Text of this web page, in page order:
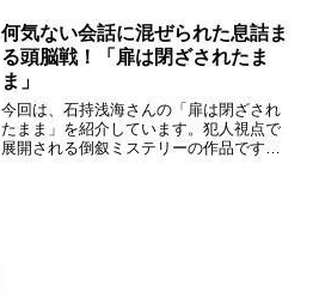
着した人たちの行き着く先が描かれてい
ます。色んな感情が渦巻いているような
暗さの付き纏う物語です。気になる方は
読んでみてください。
何気ない会話に混ぜられた息詰ま
る頭脳戦！「扉は閉ざされたま
ま」
今回は、石持浅海さんの「扉は閉ざされ
たまま」を紹介しています。犯人視点で
展開される倒叙ミステリーの作品です